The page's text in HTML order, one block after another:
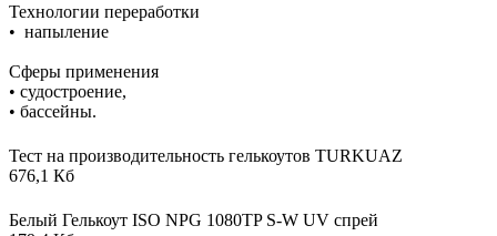
Технологии переработки
• напыление
Сферы применения
• судостроение,
• бассейны.
Тест на производительность гелькоутов TURKUAZ
676,1 Кб
Белый Гелькоут ISO NPG 1080TP S-W UV спрей